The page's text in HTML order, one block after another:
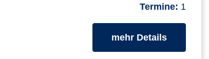
Termine: 1
mehr Detailszum